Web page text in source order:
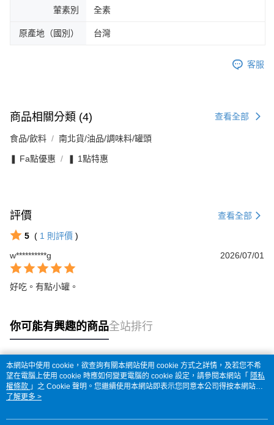
葷素別 全素
原產地（國別） 台灣
客服
商品相關分類 (4) 查看全部
食品/飲料 南北貨/油品/調味料/罐頭
❚ Fa點優惠 ❚ 1點特惠
評價 查看全部
5 ( 1 則評價 )
w**********g
2026/07/01
好吃。有點小罐。
你可能有興趣的商品全站排行
熱門標籤
本網站中使用 cookie，欲查詢有關本網站使用 cookie 方式之詳情，及若您不希
望在電腦上使用 cookie 時應如何變更電腦的 cookie 設定，請參閱本網站「 隱私
權條款 」之 Cookie 聲明。您繼續使用本網站即表示您同意本公司得按本網站使
用條款之 Cookie 聲明使用 cookie。
了解更多 >